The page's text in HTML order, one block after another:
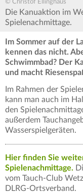
© Christof Ellinghaus
Die Kanuaktion im
Spielenachmittage.
Im Sommer auf der
kennen das nicht.
Schwimmbad? Der
und macht
Im Rahmen der
kann man auch im
den
außerdem
Wasserspielgeräten.
Hier finden Sie
Spielenachmittage.
vom Tauch-Club
DLRG-Ortsverband.